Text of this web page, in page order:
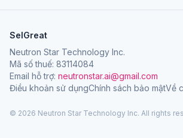
SelGreat
Neutron Star Technology Inc.
Mã số thuế: 83114084
Email hỗ trợ: neutronstar.ai@gmail.com
Điều khoản sử dụngChính sách bảo mậtVề
© 2026 Neutron Star Technology Inc. All rights